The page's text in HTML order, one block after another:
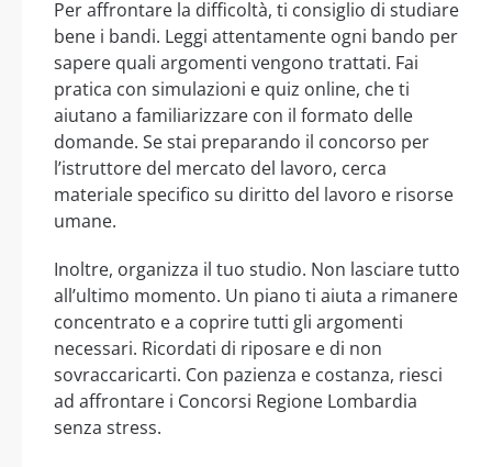
Per affrontare la difficoltà, ti consiglio di studiare
bene i bandi. Leggi attentamente ogni bando per
sapere quali argomenti vengono trattati. Fai
pratica con simulazioni e quiz online, che ti
aiutano a familiarizzare con il formato delle
domande. Se stai preparando il concorso per
l’istruttore del mercato del lavoro, cerca
materiale specifico su diritto del lavoro e risorse
umane.
Inoltre, organizza il tuo studio. Non lasciare tutto
all’ultimo momento. Un piano ti aiuta a rimanere
concentrato e a coprire tutti gli argomenti
necessari. Ricordati di riposare e di non
sovraccaricarti. Con pazienza e costanza, riesci
ad affrontare i Concorsi Regione Lombardia
senza stress.